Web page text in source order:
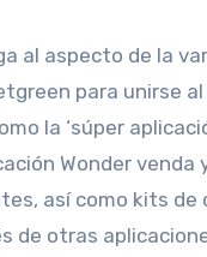
al aspecto de la
para unirse
la ‘súper
Wonder
así como kits de
de otras